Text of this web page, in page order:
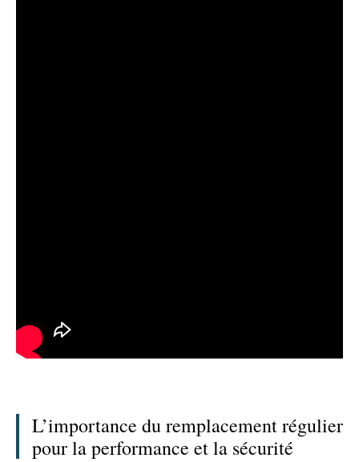
L’importance du remplacement régulier
pour la performance et la sécurité